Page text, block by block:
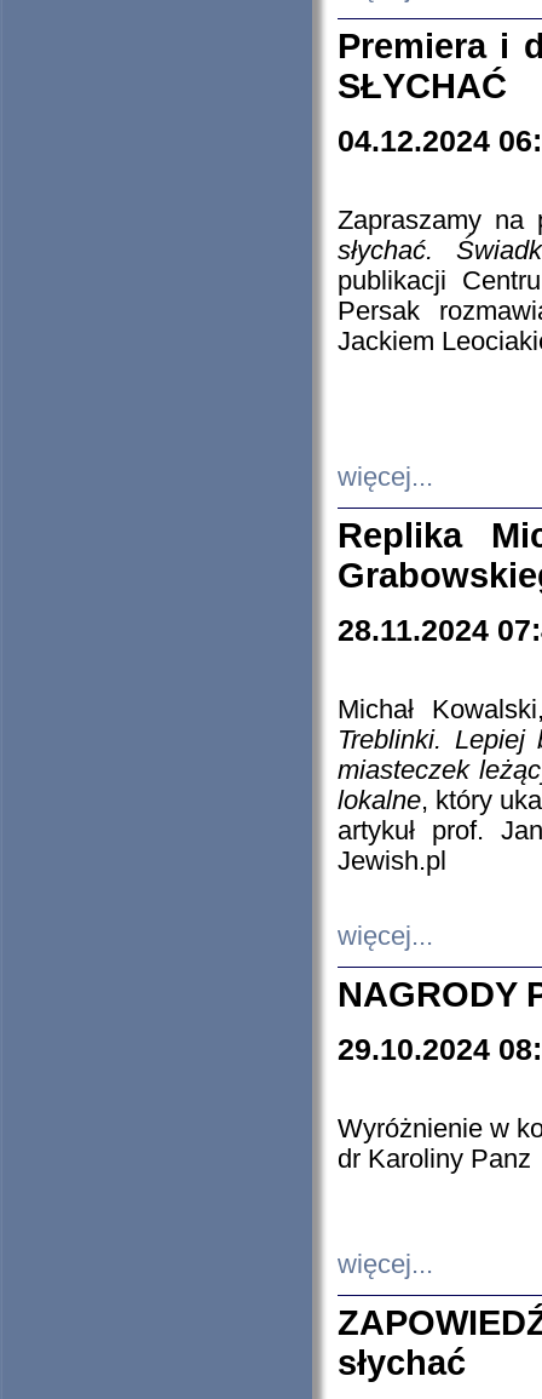
Premiera i
SŁYCHAĆ
04.12.2024
Zapraszamy
słychać.
publikacji
Persak
Jackiem
więcej...
Replika
28.11.2024
Michał
Treblinki. Lepiej
miasteczek
lokalne, który
artykuł prof.
Jewish.pl
więcej...
NAGRODY
29.10.2024
Wyróżnienie w
dr Karoliny Panz
więcej...
słychać